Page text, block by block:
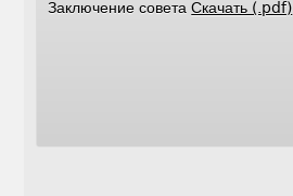
Заключение советаСкачать (.pdf)